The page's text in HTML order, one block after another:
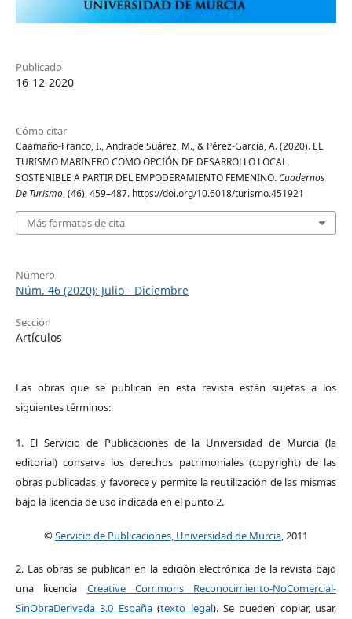
Publicado
16-12-2020
Cómo citar
Caamaño-Franco, I., Andrade Suárez, M., & Pérez-García, A. (2020). EL
TURISMO MARINERO COMO OPCIÓN DE DESARROLLO LOCAL
SOSTENIBLE A PARTIR DEL EMPODERAMIENTO FEMENINO.Cuadernos
De Turismo, (46), 459–487. https://doi.org/10.6018/turismo.451921
Más formatos de cita
Número
Núm. 46 (2020): Julio - Diciembre
Sección
Artículos
Las obras que se publican en esta revista están sujetas a los
siguientes términos:
1. El Servicio de Publicaciones de la Universidad de Murcia (la
editorial) conserva los derechos patrimoniales (copyright) de las
obras publicadas, y favorece y permite la reutilización de las mismas
bajo la licencia de uso indicada en el punto 2.
©Servicio de Publicaciones, Universidad de Murcia , 2011
2. Las obras se publican en la edición electrónica de la revista bajo
una licencia Creative Commons Reconocimiento-NoComercial-
SinObraDerivada 3.0 España(texto legal). Se pueden copiar, usar,